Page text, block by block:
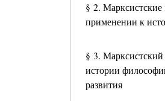
§ 2.
применении к
§ 3.
истории
развития